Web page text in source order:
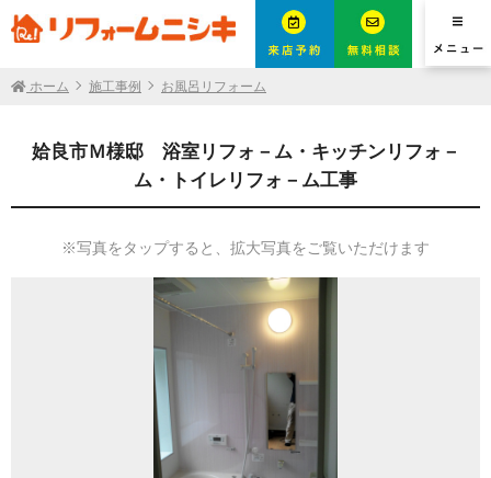
ホーム 施工事例 お風呂リフォーム
姶良市Ｍ様邸 浴室リフォ－ム・キッチンリフォ－
ム・トイレリフォ－ム工事
※写真をタップすると、拡大写真をご覧いただけます